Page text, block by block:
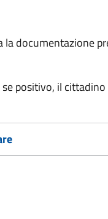
documentazione
positivo, il